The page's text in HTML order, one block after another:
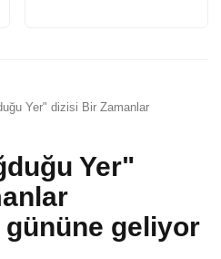
Yer" dizisi Bir Zamanlar
Yer"
gününe geliyor